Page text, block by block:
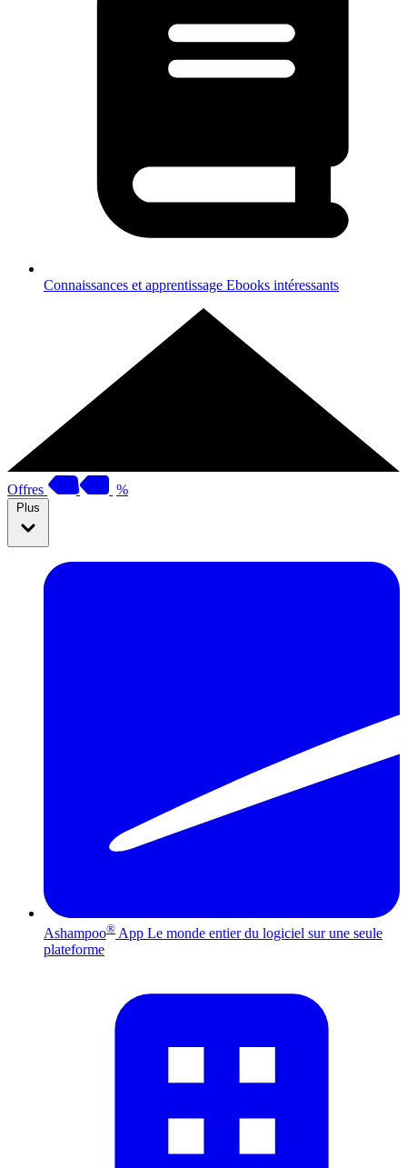
Connaissances et apprentissage Ebooks intéressants
Offres %
Plus
Ashampoo® App Le monde entier du logiciel sur une seule
plateforme